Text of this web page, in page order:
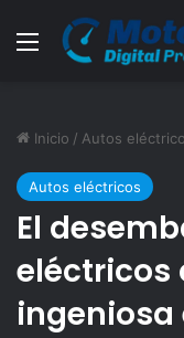
Menú
Inicio / Autos
Autos eléctricos
El
eléctricos
ingeniosa